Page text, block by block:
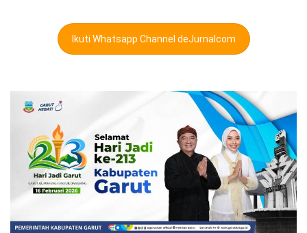
Ikuti Whatsapp Channel deJurnalcom